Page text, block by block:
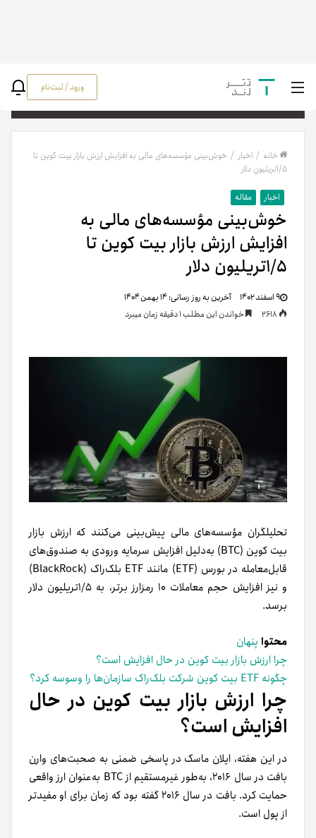
ورود / ثبت‌نام
خانه / اخبار / خوش‌بینی مؤسسه‌های مالی به افزایش ارزش بازار بیت کوین تا
۱/۵تریلیون دلار
اخبار مقاله
خوش‌بینی مؤسسه‌های مالی به
افزایش ارزش بازار بیت کوین تا
۱/۵تریلیون دلار
۹ اسفند ۱۴۰۲ آخرین به روز رسانی:۱۴ بهمن ۱۴۰۴
خواندن این مطلب 1 دقیقه زمان میبرد
تحلیلگران مؤسسه‌های مالی پیش‌بینی می‌کنند که ارزش بازار
بیت کوین (BTC) به‌دلیل افزایش سرمایه ورودی به صندوق‌های
قابل‌معامله در بورس (ETF) مانند ETF بلک‌راک (BlackRock)
و نیز افزایش حجم معاملات ۱۰ رمزارز برتر، به ۱/۵تریلیون دلار
برسد.
محتوا پنهان
چرا ارزش بازار بیت کوین در حال افزایش است؟
چگونه ETF بیت کوین شرکت بلک‌راک سازمان‌ها را وسوسه کرد؟
چرا ارزش بازار بیت کوین در حال
افزایش است؟
در این هفته، ایلان ماسک در پاسخی ضمنی به صحبت‌های وارن
بافت در سال ۲۰۱۶، به‌طور غیرمستقیم از BTC به‌عنوان ارز واقعی
حمایت کرد. بافت در سال ۲۰۱۶ گفته بود که زمان برای او مفیدتر
از پول است.